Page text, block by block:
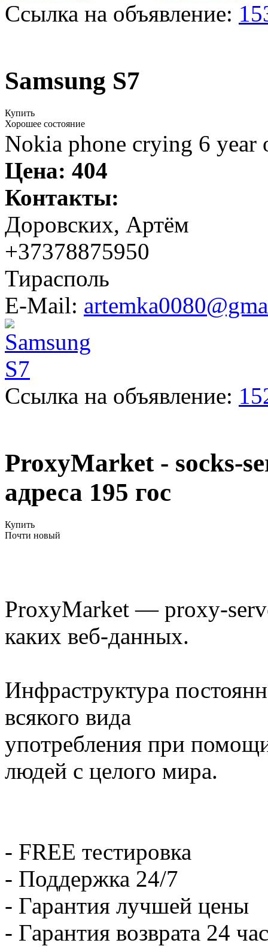
Ссылка на объявление:
Samsung S7
Купить
Хорошее состояние
Nokia phone crying 6 year
Цена: 404
Контакты:
Доровских, Артём
+37378875950
Тирасполь
E-Mail:
Ссылка на объявление:
ProxyMarket - socks-
адреса 195 гос
Купить
Почти новый
ProxyMarket — proxy-
каких веб-данных.
Инфраструктура
всякого вида
употребления при
людей с целого мира.
- FREE тестировка
- Поддержка 24/7
- Гарантия лучшей цены
- Гарантия возврата 24